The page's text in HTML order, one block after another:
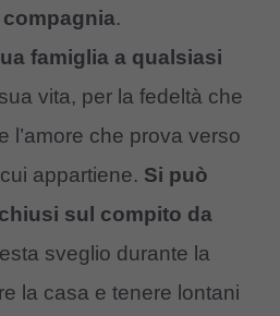
.
famiglia a qualsiasi
vita, per la fedeltà che
l’amore che prova verso
appartiene. Si può
sul compito da
sveglio durante la
la casa e tenere lontani